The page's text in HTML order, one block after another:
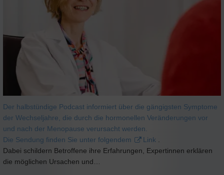
Der halbstündige Podcast informiert über die gängigsten Symptome
der Wechseljahre, die durch die hormonellen Veränderungen vor
und nach der Menopause verursacht werden.
Die Sendung finden Sie unter folgendem
Link
Dabei schildern Betroffene ihre Erfahrungen, Expertinnen erklären
die möglichen Ursachen und…